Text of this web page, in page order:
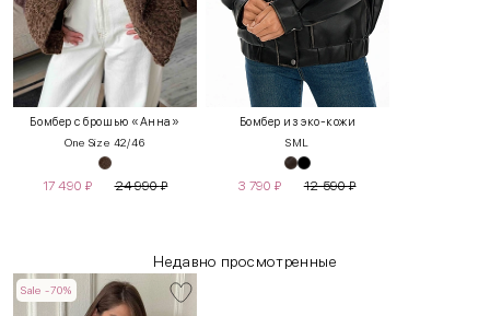
Бомбер с брошью «Анна»
One Size 42/46
17 490 ₽ 24 990₽
Бомбер из эко-кожи
SML
3 790 ₽ 12 590₽
Недавно просмотренные
Sale -70%